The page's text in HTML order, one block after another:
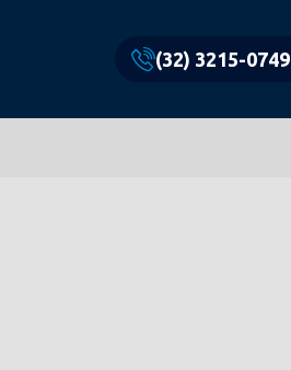
(32) 3215-0749